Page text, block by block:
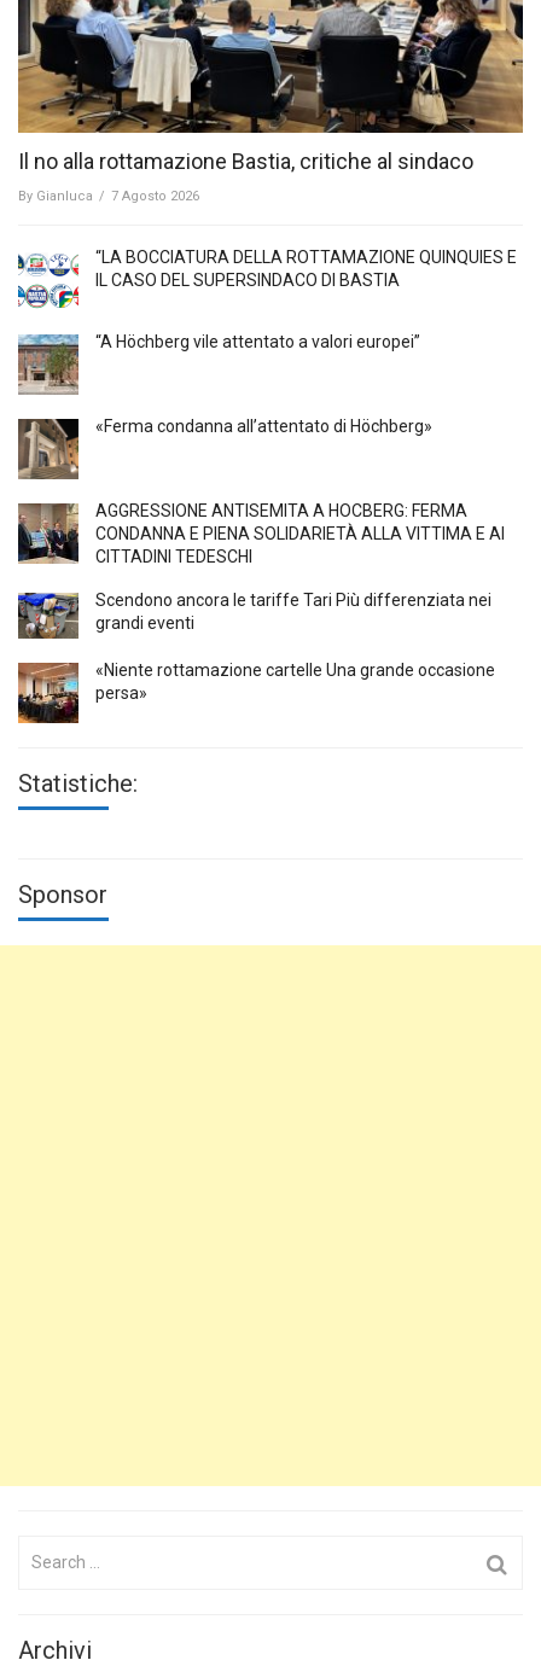
Il no alla rottamazione Bastia, critiche al sindaco
By Gianluca / 7 Agosto 2026
“LA BOCCIATURA DELLA ROTTAMAZIONE QUINQUIES E
IL CASO DEL SUPERSINDACO DI BASTIA
“A Höchberg vile attentato a valori europei”
«Ferma condanna all’attentato di Höchberg»
AGGRESSIONE ANTISEMITA A HÖCBERG: FERMA
CONDANNA E PIENA SOLIDARIETÀ ALLA VITTIMA E AI
CITTADINI TEDESCHI
Scendono ancora le tariffe Tari Più differenziata nei
grandi eventi
«Niente rottamazione cartelle Una grande occasione
persa»
Statistiche:
Sponsor
Search
Archivi